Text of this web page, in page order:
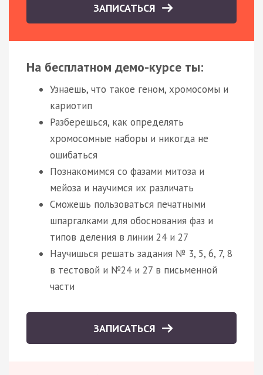
ЗАПИСАТЬСЯ
На бесплатном демо-курсе ты:
Узнаешь, что такое геном, хромосомы и
кариотип
Разберешься, как определять
хромосомные наборы и никогда не
ошибаться
Познакомимся со фазами митоза и
мейоза и научимся их различать
Сможешь пользоваться печатными
шпаргалками для обоснования фаз и
типов деления в линии 24 и 27
Научишься решать задания № 3, 5, 6, 7, 8
в тестовой и №24 и 27 в письменной
части
ЗАПИСАТЬСЯ